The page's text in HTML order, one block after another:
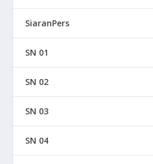
SiaranPers
SN 01
SN 02
SN 03
SN 04